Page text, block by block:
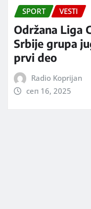
SPORT VESTI
Održana Liga
Srbije grupa
prvi deo
Radio Koprijan
сеп 16, 2025